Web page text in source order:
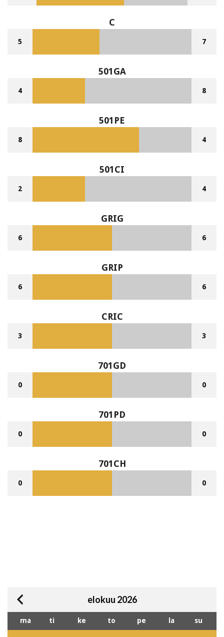
C
5 7
501GA
4 8
501PE
8 4
501CI
2 4
GRIG
6 6
GRIP
6 6
CRIC
3 3
701GD
0 0
701PD
0 0
701CH
0 0
elokuu 2026
ma ti ke to pe la su